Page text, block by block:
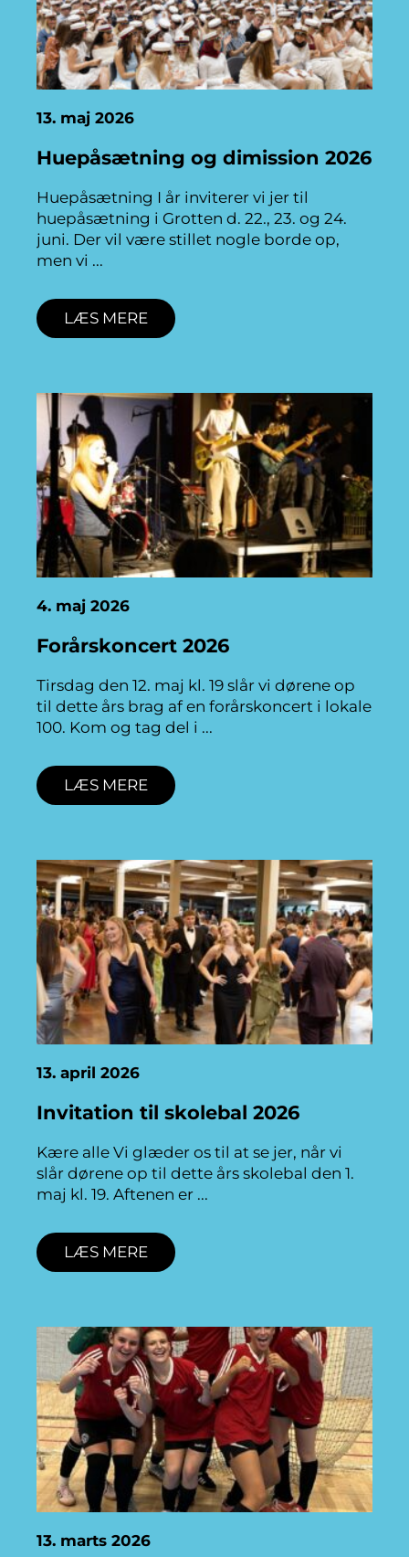
Huepåsætning og dimission 2026
13. maj 2026
Huepåsætning I år inviterer vi jer til
huepåsætning i Grotten d. 22., 23. og 24.
juni. Der vil være stillet nogle borde op,
men vi
LÆS MERE
Forårskoncert 2026
4. maj 2026
Tirsdag den 12. maj kl. 19 slår vi dørene op
til dette års brag af en forårskoncert i lokale
100. Kom og tag del i
LÆS MERE
Invitation til skolebal 2026
13. april 2026
Kære alle Vi glæder os til at se jer, når vi
slår dørene op til dette års skolebal den 1.
maj kl. 19. Aftenen er
LÆS MERE
13. marts 2026